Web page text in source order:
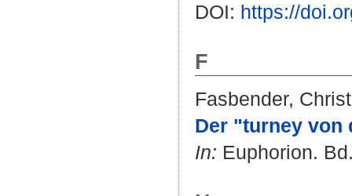
DOI: https://
F
Fasbender,
Der "turney von
In: Euphorion.